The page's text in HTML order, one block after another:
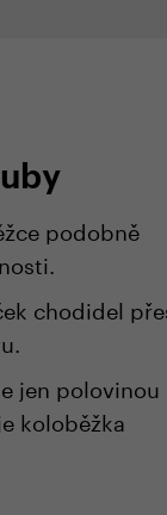
podobně
chodidel
jen polovinou
koloběžka